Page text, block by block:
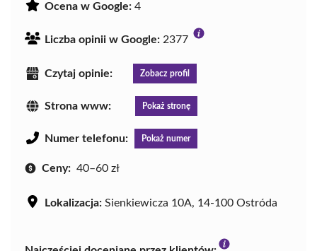
Ocena w Google: 4
Liczba opinii w Google: 2377
Czytaj opinie: Zobacz profil
Strona www: Pokaż stronę
Numer telefonu: Pokaż numer
Ceny: 40–60 zł
Lokalizacja: Sienkiewicza 10A, 14-100 Ostróda